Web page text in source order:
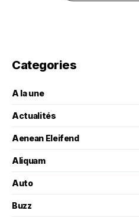
Categories
A la une
Actualités
Aenean Eleifend
Aliquam
Auto
Buzz